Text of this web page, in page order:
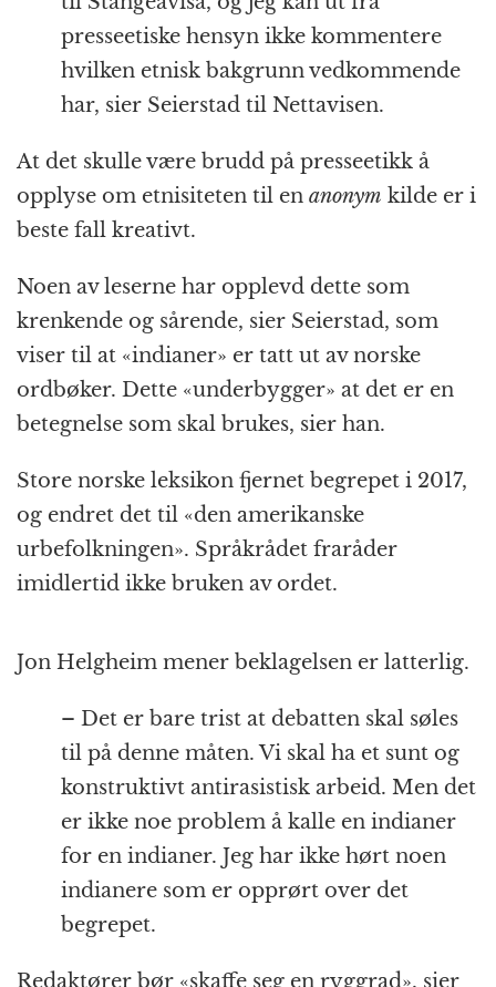
presseetiske hensyn ikke kommentere
hvilken etnisk bakgrunn vedkommende
har, sier Seierstad til Nettavisen.
At det skulle være brudd på presseetikk å
opplyse om etnisiteten til en anonym kilde er i
beste fall kreativt.
Noen av leserne har opplevd dette som
krenkende og sårende, sier Seierstad, som
viser til at «indianer» er tatt ut av norske
ordbøker. Dette «underbygger» at det er en
betegnelse som skal brukes, sier han.
Store norske leksikon fjernet begrepet i 2017,
og endret det til «den amerikanske
urbefolkningen». Språkrådet fraråder
imidlertid ikke bruken av ordet.
Jon Helgheim mener beklagelsen er latterlig.
– Det er bare trist at debatten skal søles
til på denne måten. Vi skal ha et sunt og
konstruktivt antirasistisk arbeid. Men det
er ikke noe problem å kalle en indianer
for en indianer. Jeg har ikke hørt noen
indianere som er opprørt over det
begrepet.
Redaktører bør «skaffe seg en ryggrad», sier